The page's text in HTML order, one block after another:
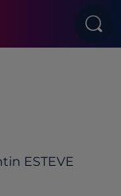
ESTEVE